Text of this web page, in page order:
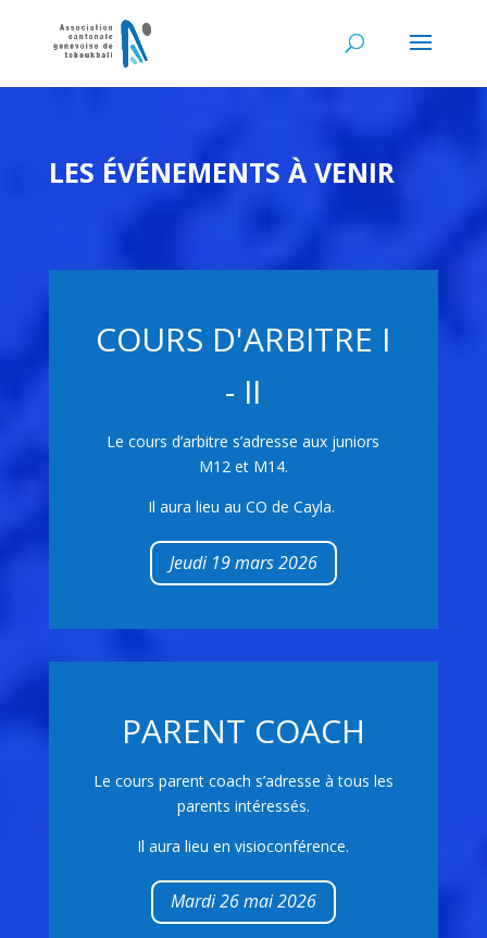
LES ÉVÉNEMENTS À VENIR
COURS D'ARBITRE I
- II
Le cours d’arbitre s’adresse aux juniors
M12 et M14.
Il aura lieu au CO de Cayla.
Jeudi 19 mars 2026
PARENT COACH
Le cours parent coach s’adresse à tous les
parents intéressés.
Il aura lieu en visioconférence.
Mardi 26 mai 2026